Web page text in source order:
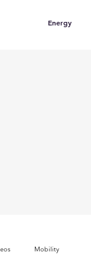
Energy
Mobility